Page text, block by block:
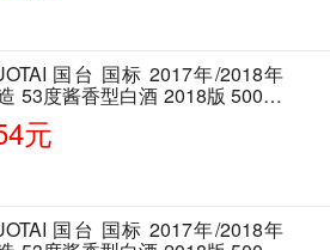
国台 国标 2017年/2018年
53度酱香型白酒 2018版 500ml
瓶装元
国台 国标 2017年/2018年